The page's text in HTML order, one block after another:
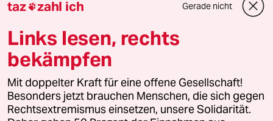
bundestalk
fernverbindung
klima update°
taz zahl ich Gerade nicht
Links lesen, rechts
bekämpfen
Mit doppelter Kraft für eine offene Gesellschaft!
Besonders jetzt brauchen Menschen, die sich gegen
Rechtsextremismus einsetzen, unsere Solidarität.